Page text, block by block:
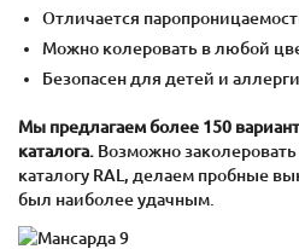
Отличается
Можно колеровать в любой
Безопасен для детей и
Мы предлагаем более 150
каталога. Возможно
каталогу RAL, делаем пробные
был наиболее удачным.